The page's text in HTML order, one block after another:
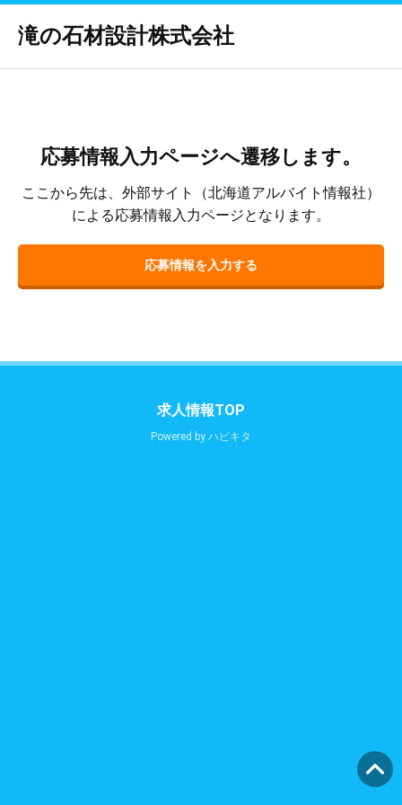
滝の石材設計株式会社
応募情報入力ページへ遷移します。
ここから先は、外部サイト（北海道アルバイト情報社）
による応募情報入力ページとなります。
応募情報を入力する
求人情報TOP
Powered by ハピキタ